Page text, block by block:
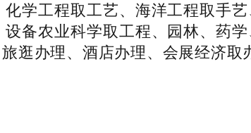
学工程取工艺、海洋工程取手
备农业科学取工程、园林、药
逛办理、酒店办理、会展经济取